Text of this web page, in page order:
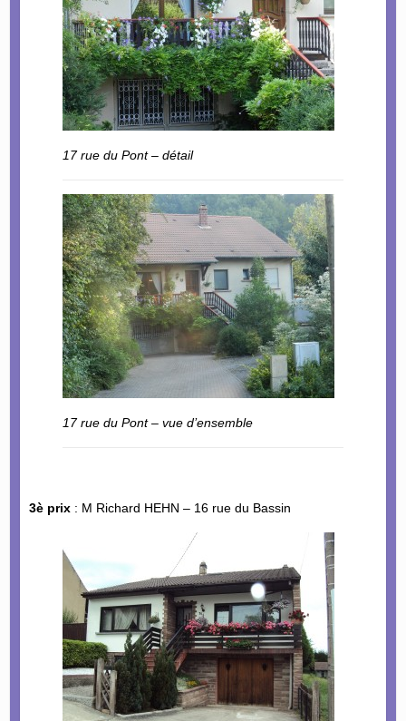
17 rue du Pont – détail
17 rue du Pont – vue d’ensemble
3è prix : M Richard HEHN – 16 rue du Bassin